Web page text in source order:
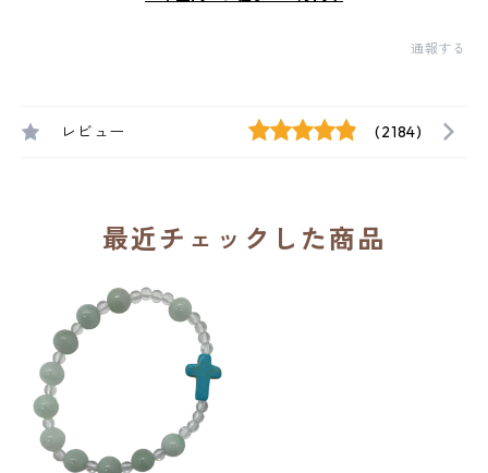
通報する
レビュー (2184)
最近チェックした商品